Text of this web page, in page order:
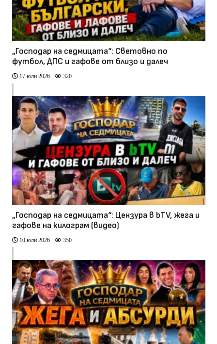
„Господар на седмицата“: Световно по
футбол, ДПС и гафове от близо и далеч
17 юли 2026 320
„Господар на седмицата“: Цензура в bTV, жега и
гафове на килограм (видео)
10 юли 2026 350